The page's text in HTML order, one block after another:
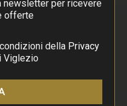
per ricevere
offerte
della Privacy